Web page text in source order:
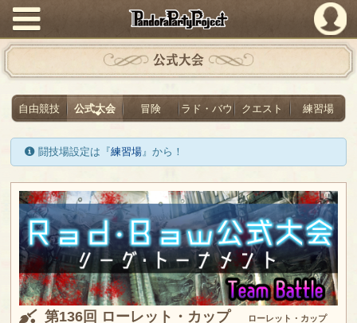
PandoraPartyProject
公式大会
自由競技 公式大会 冒険 ラド・バウ クエスト 練習場
闘技場設定は『練習場』から！
第136回 ローレット・カップ ローレット・カップ